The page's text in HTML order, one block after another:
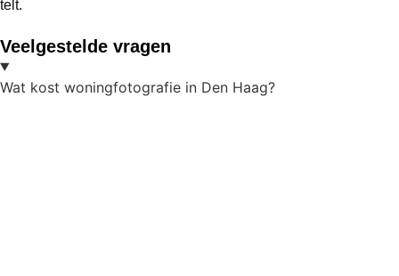
telt.
Veelgestelde vragen
Wat kost woningfotografie in Den Haag?